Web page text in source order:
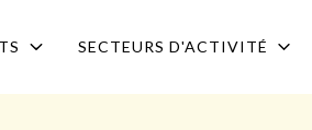
SECTEURS D'ACTIVITÉ